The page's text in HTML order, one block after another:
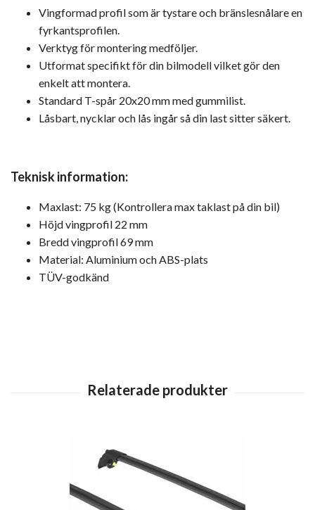
Vingformad profil som är tystare och bränslesnålare en
fyrkantsprofilen.
Verktyg för montering medföljer.
Utformat specifikt för din bilmodell vilket gör den
enkelt att montera.
Standard T-spår 20x20 mm med gummilist.
Låsbart, nycklar och lås ingår så din last sitter säkert.
Teknisk information:
Maxlast: 75 kg (Kontrollera max taklast på din bil)
Höjd vingprofil 22 mm
Bredd vingprofil 69 mm
Material: Aluminium och ABS-plats
TÜV-godkänd